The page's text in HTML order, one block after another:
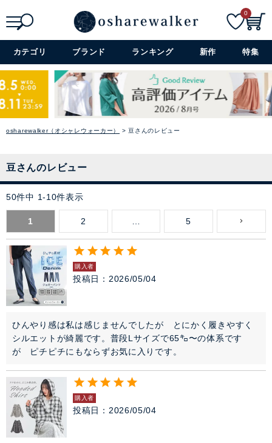
詳細検索+
0
カテゴリ ブランド ランキング 新作 特集
osharewalker（オシャレウォーカー） 豆さんのレビュー
豆さんのレビュー
50件中 1-10件表示
1 2 5
購入者
投稿日 2026/05/04
ひんやり感は私は感じませんでしたが　とにかく履きやすく
シルエットが綺麗です。普段Lサイズで65㌔〜の体系です
が　ピチピチにもならずお気に入りです。
購入者
投稿日 2026/05/04